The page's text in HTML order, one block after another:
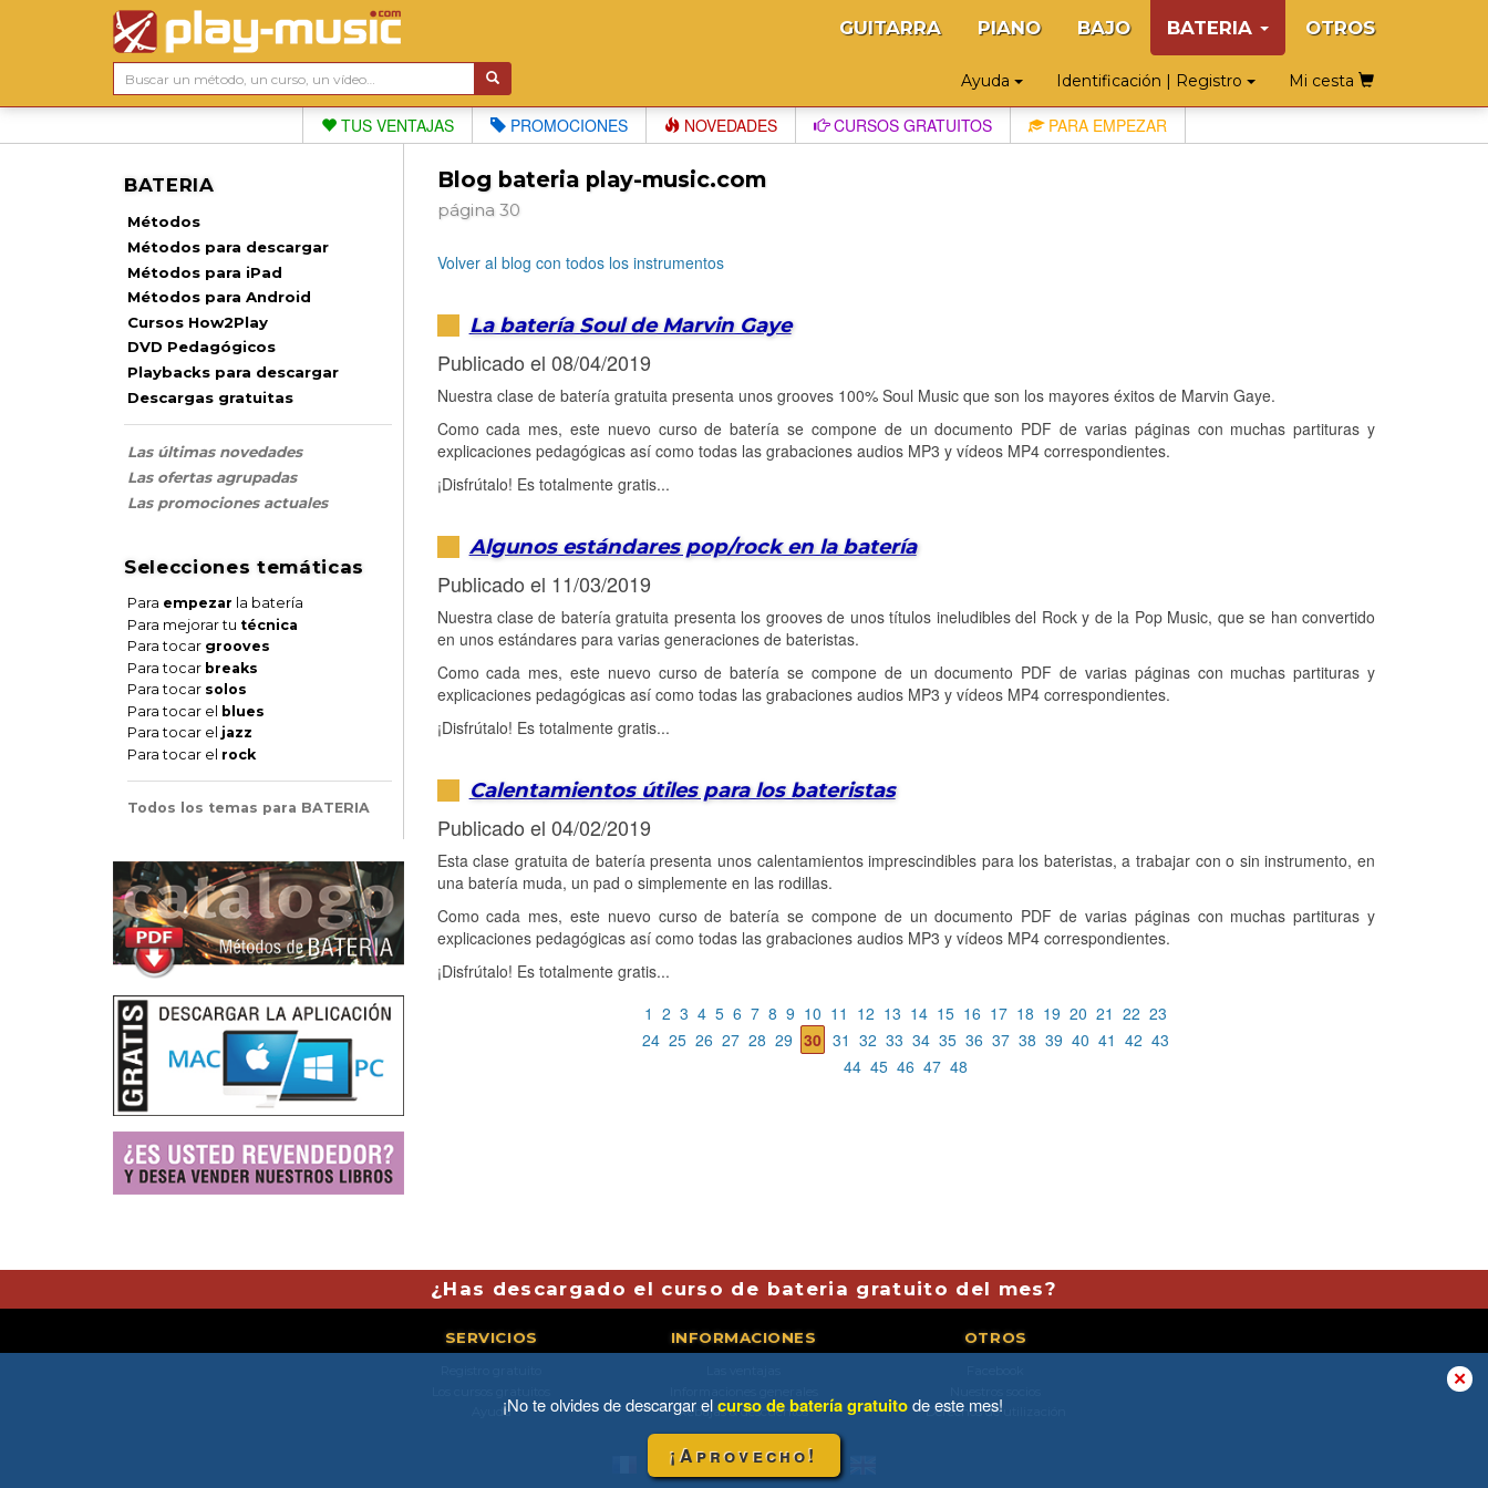
GUITARRA PIANO BAJO BATERIA OTROS
Ayuda Identificación | Registro Mi cesta
TUS VENTAJAS PROMOCIONES NOVEDADES CURSOS GRATUITOS PARA EMPEZAR
BATERIA
Métodos
Métodos para descargar
Métodos para iPad
Métodos para Android
Cursos How2Play
DVD Pedagógicos
Playbacks para descargar
Descargas gratuitas
Las últimas novedades
Las ofertas agrupadas
Las promociones actuales
Selecciones temáticas
Para empezar la batería
Para mejorar tu técnica
Para tocar grooves
Para tocar breaks
Para tocar solos
Para tocar el
blues
Para tocar el jazz
Para tocar el rock
Todos los temas para BATERIA
Blog bateria play-music.com
página 30
Volver al blog con todos los instrumentos
La batería Soul de Marvin Gaye
Publicado el 08/04/2019
Nuestra clase de batería gratuita presenta unos grooves 100% Soul Music que son los mayores éxitos de Marvin Gaye.
Como cada mes, este nuevo curso de batería se compone de un documento PDF de varias páginas con muchas partituras y
explicaciones pedagógicas así como todas las grabaciones audios MP3 y vídeos MP4 correspondientes.
¡Disfrútalo! Es totalmente gratis...
Algunos estándares pop/rock en la batería
Publicado el 11/03/2019
Nuestra clase de batería gratuita presenta los grooves de unos títulos ineludibles del Rock y de la Pop Music, que se han convertido
en unos estándares para varias generaciones de bateristas.
Como cada mes, este nuevo curso de batería se compone de un documento PDF de varias páginas con muchas partituras y
explicaciones pedagógicas así como todas las grabaciones audios MP3 y vídeos MP4 correspondientes.
¡Disfrútalo! Es totalmente gratis...
Calentamientos útiles para los bateristas
Publicado el 04/02/2019
Esta clase gratuita de batería presenta unos calentamientos imprescindibles para los bateristas, a trabajar con o sin instrumento, en
una batería muda, un pad o simplemente en las rodillas.
Como cada mes, este nuevo curso de batería se compone de un documento PDF de varias páginas con muchas partituras y
explicaciones pedagógicas así como todas las grabaciones audios MP3 y vídeos MP4 correspondientes.
¡Disfrútalo! Es totalmente gratis...
1 2 3 4 5 6 7 8 9 10 11 12 13 14 15 16 17 18 19 20 21 22 23
24 25 26 27 28 29 30 31 32 33 34 35 36 37 38 39 40 41 42 43
44 45 46 47 48
¿Has descargado el curso de bateria gratuito del mes?
SERVICIOS
Ayuda
INFORMACIONES
Rebajas & descuentos
OTROS
Derechos de utilización
✕
¡No te olvides de descargar elcurso de batería gratuitode este mes!
¡Aprovecho!